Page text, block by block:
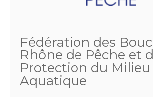
Fédération des
Rhône de Pêche et
Protection du Milieu
Aquatique